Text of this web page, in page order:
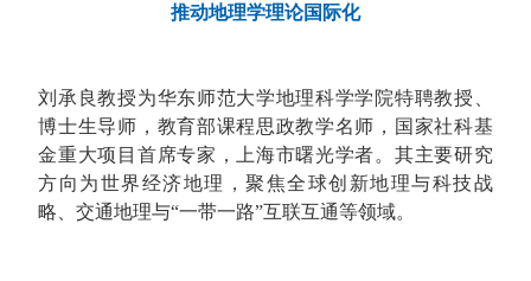
推动地理学理论国际化
刘承良教授为华东师范大学地理科学学院特聘教授、
博士生导师，教育部课程思政教学名师，国家社科基
金重大项目首席专家，上海市曙光学者。其主要研究
方向为世界经济地理，聚焦全球创新地理与科技战
略、交通地理与“一带一路”互联互通等领域。